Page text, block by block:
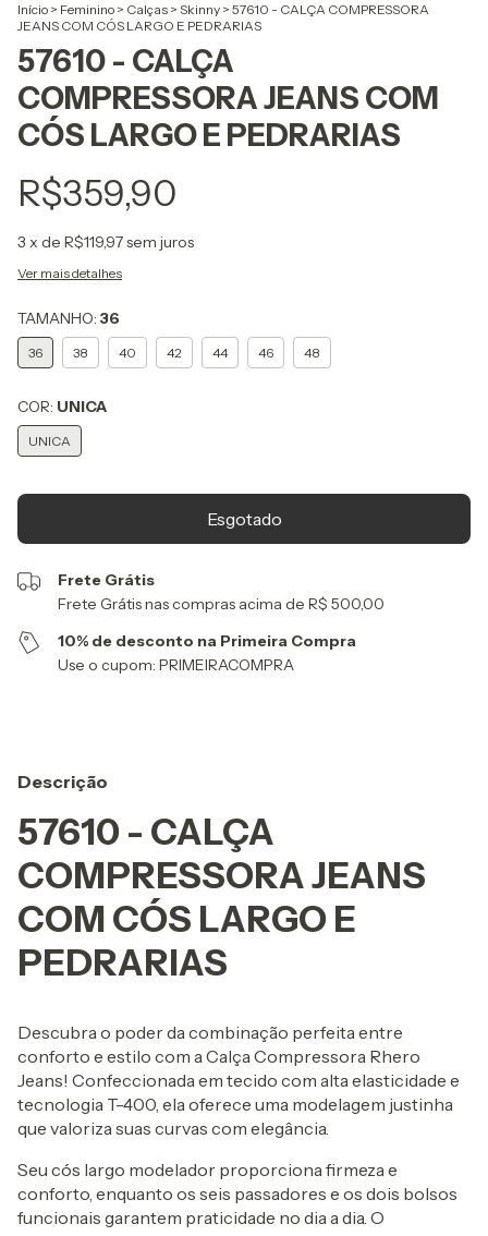
Início > Feminino > Calças > Skinny > 57610 - CALÇA COMPRESSORA
JEANS COM CÓS LARGO E PEDRARIAS
57610 - CALÇA
COMPRESSORA JEANS COM
CÓS LARGO E PEDRARIAS
R$359,90
3 x de R$119,97sem juros
Ver mais detalhes
TAMANHO: 36
36 38 40 42 44 46 48
COR: UNICA
UNICA
Frete Grátis
Frete Grátis nas compras acima de R$ 500,00
10% de desconto na Primeira Compra
Use o cupom: PRIMEIRACOMPRA
Descrição
57610 - CALÇA
COMPRESSORA JEANS
COM CÓS LARGO E
PEDRARIAS
Descubra o poder da combinação perfeita entre
conforto e estilo com a Calça Compressora Rhero
Jeans! Confeccionada em tecido com alta elasticidade e
tecnologia T-400, ela oferece uma modelagem justinha
que valoriza suas curvas com elegância.
Seu cós largo modelador proporciona firmeza e
conforto, enquanto os seis passadores e os dois bolsos
funcionais garantem praticidade no dia a dia. O